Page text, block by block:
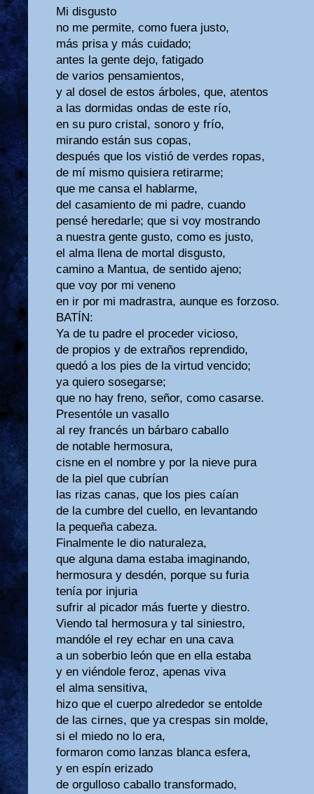
Mi disgusto
no me permite, como fuera justo,
más prisa y más cuidado;
antes la gente dejo, fatigado
de varios pensamientos,
y al dosel de estos árboles, que, atentos
a las dormidas ondas de este río,
en su puro cristal, sonoro y frío,
mirando están sus copas,
después que los vistió de verdes ropas,
de mí mismo quisiera retirarme;
que me cansa el hablarme,
del casamiento de mi padre, cuando
pensé heredarle; que si voy mostrando
a nuestra gente gusto, como es justo,
el alma llena de mortal disgusto,
camino a Mantua, de sentido ajeno;
que voy por mi veneno
en ir por mi madrastra, aunque es forzoso.
BATÍN:
Ya de tu padre el proceder vicioso,
de propios y de extraños reprendido,
quedó a los pies de la virtud vencido;
ya quiero sosegarse;
que no hay freno, señor, como casarse.
Presentóle un vasallo
al rey francés un bárbaro caballo
de notable hermosura,
cisne en el nombre y por la nieve pura
de la piel que cubrían
las rizas canas, que los pies caían
de la cumbre del cuello, en levantando
la pequeña cabeza.
Finalmente le dio naturaleza,
que alguna dama estaba imaginando,
hermosura y desdén, porque su furia
tenía por injuria
sufrir al picador más fuerte y diestro.
Viendo tal hermosura y tal siniestro,
mandóle el rey echar en una cava
a un soberbio león que en ella estaba
y en viéndole feroz, apenas viva
el alma sensitiva,
hizo que el cuerpo alrededor se entolde
de las cirnes, que ya crespas sin molde,
si el miedo no lo era,
formaron como lanzas blanca esfera,
y en espín erizado
de orgulloso caballo transformado,